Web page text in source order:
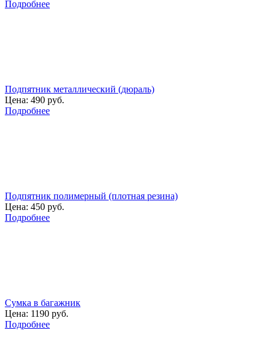
Подробнее
Подпятник металлический (дюраль)
Цена: 490 руб.
Подробнее
Подпятник полимерный (плотная резина)
Цена: 450 руб.
Подробнее
Сумка в багажник
Цена: 1190 руб.
Подробнее